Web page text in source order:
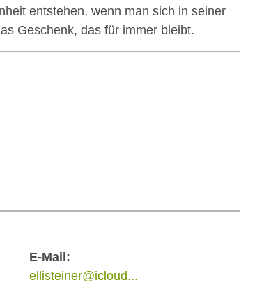
entstehen, wenn man sich in seiner
Geschenk, das für immer bleibt.
E-Mail:
ellisteiner@icloud...